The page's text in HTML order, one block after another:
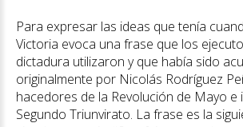
Para expresar las ideas que tenía
Victoria evoca una frase que los
dictadura utilizaron y que había sido
originalmente por Nicolás Rodríguez
hacedores de la Revolución de Mayo e
Segundo Triunvirato. La frase es la